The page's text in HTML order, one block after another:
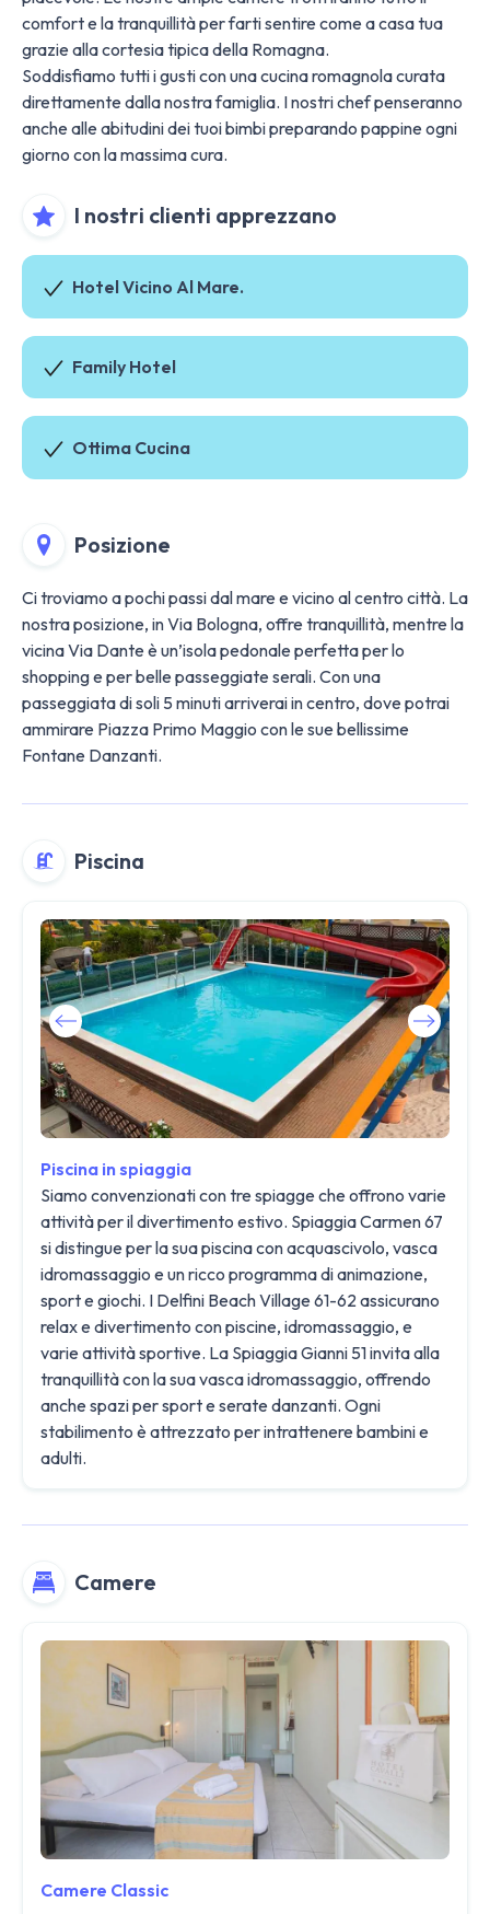
comfort e la tranquillità per farti sentire come a casa tua
grazie alla cortesia tipica della Romagna.
Soddisfiamo tutti i gusti con una cucina romagnola curata
direttamente dalla nostra famiglia. I nostri chef penseranno
anche alle abitudini dei tuoi bimbi preparando pappine ogni
giorno con la massima cura.
I nostri clienti apprezzano
Hotel Vicino Al Mare.
Family Hotel
Ottima Cucina
Posizione
Ci troviamo a pochi passi dal mare e vicino al centro città. La
nostra posizione, in Via Bologna, offre tranquillità, mentre la
vicina Via Dante è un’isola pedonale perfetta per lo
shopping e per belle passeggiate serali. Con una
passeggiata di soli 5 minuti arriverai in centro, dove potrai
ammirare Piazza Primo Maggio con le sue bellissime
Fontane Danzanti.
Piscina
Piscina in spiaggia
Siamo convenzionati con tre spiagge che offrono varie
attività per il divertimento estivo. Spiaggia Carmen 67
si distingue per la sua piscina con acquascivolo, vasca
idromassaggio e un ricco programma di animazione,
sport e giochi. I Delfini Beach Village 61-62 assicurano
relax e divertimento con piscine, idromassaggio, e
varie attività sportive. La Spiaggia Gianni 51 invita alla
tranquillità con la sua vasca idromassaggio, offrendo
anche spazi per sport e serate danzanti. Ogni
stabilimento è attrezzato per intrattenere bambini e
adulti.
Camere
Camere Classic